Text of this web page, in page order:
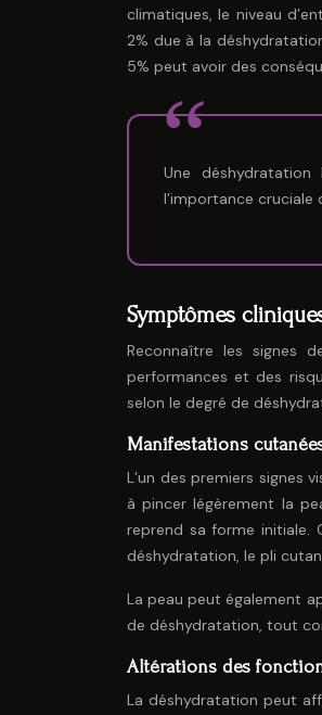
climatiques, le niveau
2% due à la
5% peut avoir des
Une
l’importance
Symptômes
Reconnaître les signes
performances et des
selon le degré de
Manifestations
L’un des premiers signes
à pincer légèrement la
reprend sa forme initiale.
déshydratation, le pli
La peau peut également
de déshydratation, tout
Altérations des
La déshydratation peut